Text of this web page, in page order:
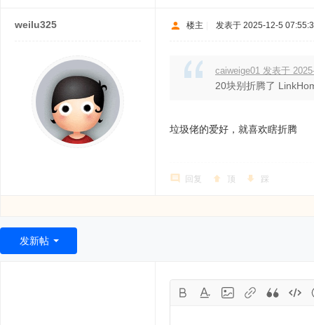
weilu325 楼主 发表于 2025-12-5
caiweige01 发表于
20块别折腾了
垃圾佬的爱好，就喜欢瞎折腾
回复 顶 踩
发新帖